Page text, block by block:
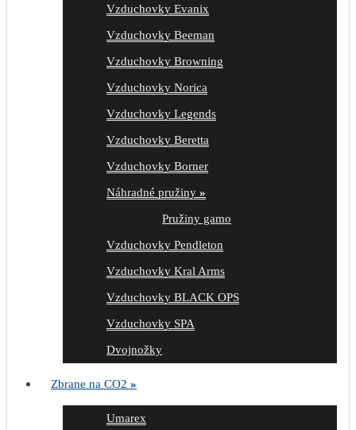
Vzduchovky Evanix
Vzduchovky Beeman
Vzduchovky Browning
Vzduchovky Norica
Vzduchovky Legends
Vzduchovky Beretta
Vzduchovky Borner
Náhradné pružiny »
Pružiny gamo
Vzduchovky Pendleton
Vzduchovky Kral Arms
Vzduchovky BLACK OPS
Vzduchovky SPA
Dvojnožky
Zbrane na CO2 »
Umarex